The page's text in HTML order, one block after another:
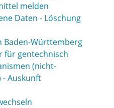
melden
Daten - Löschung
Baden-Württemberg
für gentechnisch
(nicht-
- Auskunft